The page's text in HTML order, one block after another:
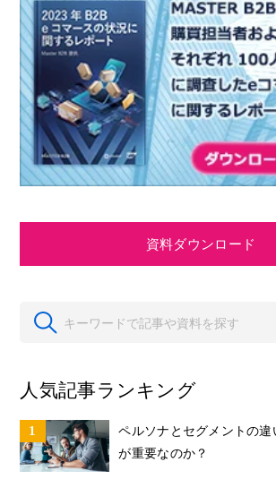
資料ダウンロード
人気記事ランキング
ペルソナとセグメントの
が重要なのか？